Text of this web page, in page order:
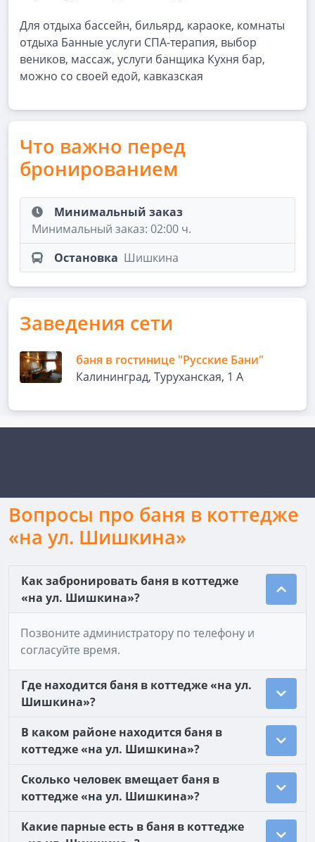
Для отдыха бассейн, бильярд, караоке, комнаты
отдыха Банные услуги СПА-терапия, выбор
веников, массаж, услуги банщика Кухня бар,
можно со своей едой, кавказская
Что важно перед
бронированием
Минимальный заказ
Минимальный заказ: 02:00 ч.
Остановка Шишкина
Заведения сети
баня в гостинице "Русские Бани"
Калининград, Туруханская, 1 А
Вопросы про баня в коттедже
«на ул. Шишкина»
Как забронировать баня в коттедже
«на ул. Шишкина»?
Позвоните администратору по телефону и
согласуйте время.
Где находится баня в коттедже «на ул.
Шишкина»?
В каком районе находится баня в
коттедже «на ул. Шишкина»?
Сколько человек вмещает баня в
коттедже «на ул. Шишкина»?
Какие парные есть в баня в коттедже